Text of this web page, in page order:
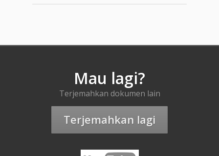
Mau lagi?
Terjemahkan dokumen lain
Terjemahkan lagi